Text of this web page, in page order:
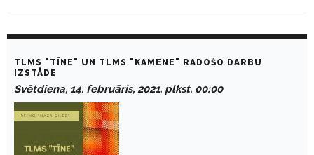
e
b
TLMS "TĪNE" UN TLMS "KAMENE" RADOŠO DARBU
IZSTĀDE
Svētdiena, 14. februāris, 2021. plkst. 00:00